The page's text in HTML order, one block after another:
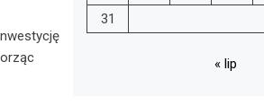
31
« lip